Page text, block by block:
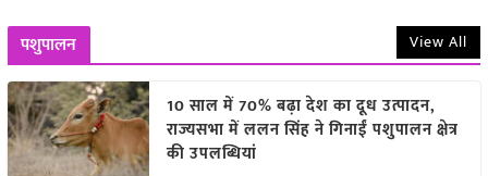
पशुपालन View All
10 साल में 70% बढ़ा देश का दूध उत्पादन,
राज्यसभा में ललन सिंह ने गिनाईं पशुपालन क्षेत्र
की उपलब्धियां